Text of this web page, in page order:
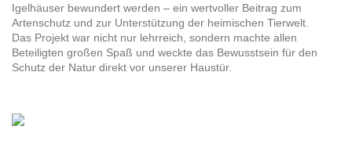
Igelhäuser bewundert werden – ein wertvoller Beitrag zum
Artenschutz und zur Unterstützung der heimischen Tierwelt.
Das Projekt war nicht nur lehrreich, sondern machte allen
Beteiligten großen Spaß und weckte das Bewusstsein für den
Schutz der Natur direkt vor unserer Haustür.